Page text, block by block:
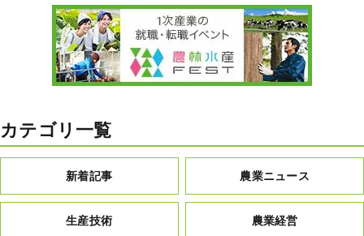
カテゴリ一覧
新着記事 農業ニュース
生産技術 農業経営